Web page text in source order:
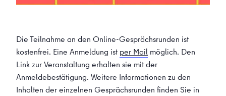
Die Teilnahme an den Online-Gesprächsrunden ist
kostenfrei. Eine Anmeldung ist per Mail möglich. Den
Link zur Veranstaltung erhalten sie mit der
Anmeldebestätigung. Weitere Informationen zu den
Inhalten der einzelnen Gesprächsrunden finden Sie in